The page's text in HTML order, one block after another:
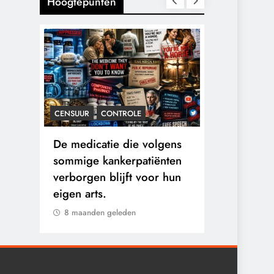
CENSUUR CONTROLE
De medicatie die volgens
sommige kankerpatiënten
verborgen blijft voor hun
eigen arts.
8 maanden geleden